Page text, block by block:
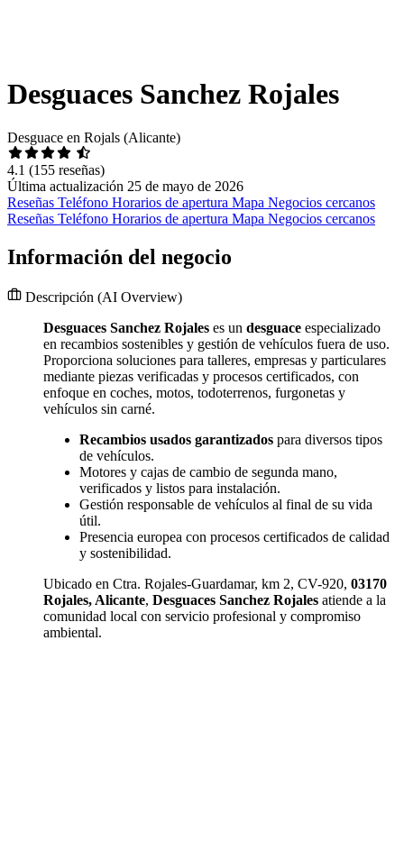
Desguaces Sanchez Rojales
Desguace en Rojals (Alicante)
4.1 (155 reseñas)
Última actualización 25 de mayo de 2026
Reseñas Teléfono Horarios de apertura Mapa Negocios cercanos
Reseñas Teléfono Horarios de apertura Mapa Negocios cercanos
Información del negocio
Descripción (AI Overview)
Desguaces Sanchez Rojales es un desguace especializado
en recambios sostenibles y gestión de vehículos fuera de uso.
Proporciona soluciones para talleres, empresas y particulares
mediante piezas verificadas y procesos certificados, con
enfoque en coches, motos, todoterrenos, furgonetas y
vehículos sin carné.
Recambios usados garantizados para diversos tipos
de vehículos.
Motores y cajas de cambio de segunda mano,
verificados y listos para instalación.
Gestión responsable de vehículos al final de su vida
útil.
Presencia europea con procesos certificados de calidad
y sostenibilidad.
Ubicado en Ctra. Rojales-Guardamar, km 2, CV-920, 03170
Rojales, Alicante, Desguaces Sanchez Rojales atiende a la
comunidad local con servicio profesional y compromiso
ambiental.